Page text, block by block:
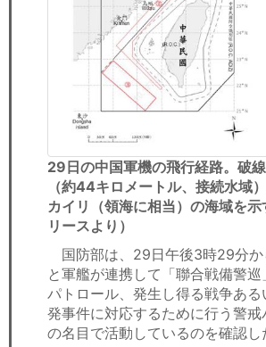
29日の中国軍機の飛行経路。破
（約44キロメートル、接続水域
カイリ（領海に相当）の海域を示
リースより）
国防部は、29日午後3時29分か
と軍艦が連携して「聯合戦備警
パトロール、発生し得る戦争ある
発事件に対応するために行う警戒
の名目で活動しているのを確認し